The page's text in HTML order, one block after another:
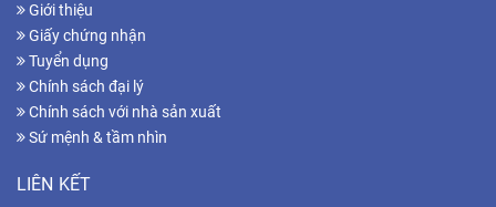
Giới thiệu
Giấy chứng nhận
Tuyển dụng
Chính sách đại lý
Chính sách với nhà sản xuất
Sứ mệnh & tầm nhìn
LIÊN KẾT